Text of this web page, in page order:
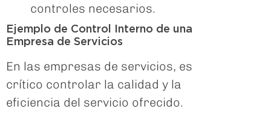
controles necesarios.
Ejemplo de Control Interno de una
Empresa de Servicios
En las empresas de servicios, es
crítico controlar la calidad y la
eficiencia del servicio ofrecido.